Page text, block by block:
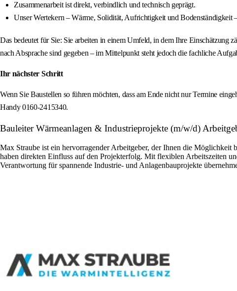
Zusammenarbeit ist direkt, verbindlich und technisch geprägt.
Unser Wertekern – Wärme, Solidität, Aufrichtigkeit und Bodenständigkeit
Das bedeutet für Sie: Sie arbeiten in einem Umfeld, in dem Ihre Einschätzung
nach Absprache sind gegeben – im Mittelpunkt steht jedoch die fachliche
Ihr nächster Schritt
Wenn Sie Baustellen so führen möchten, dass am Ende nicht nur Termine
Handy 0160-2415340.
Bauleiter Wärmeanlagen & Industrieprojekte (m/w/d)
Max Straube ist ein hervorragender Arbeitgeber, der Ihnen die
haben direkten Einfluss auf den Projekterfolg. Mit flexiblen Arbeitszeiten
Verantwortung für spannende Industrie- und Anlagenbauprojekte